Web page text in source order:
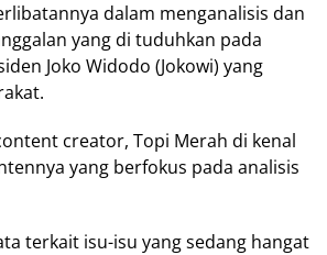
dalam menganalisis dan
yang di tuduhkan pada
Joko Widodo (Jokowi) yang
creator, Topi Merah di kenal
yang berfokus pada analisis
terkait isu-isu yang sedang hangat